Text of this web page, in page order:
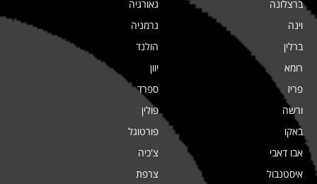
ברצלונה
וינה
ברלין
רומא
פריז
ורשה
באקו
אבו דאבי
איסטנבול
גאורגיה
גרמניה
הולנד
יוון
ספרד
פולין
פורטוגל
צ'כיה
צרפת